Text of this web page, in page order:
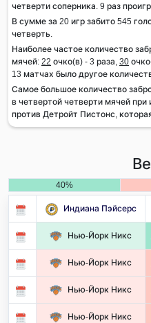
четверти соперника. 9 раз
В сумме за 20 игр забито 545
четверть.
Наиболее частое количество
мячей: 22 очко(в) - 3 раза, 30
13 матчах было другое
Самое большое количество
в четвертой четверти мячей при
против Детройт Пистонс,
40%
Индиана Пэйсерс
Нью-Йорк Никс
Нью-Йорк Никс
Нью-Йорк Никс
Нью-Йорк Никс